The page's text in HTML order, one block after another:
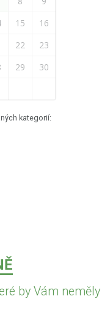
15
16
22
23
29
30
kategorií:
by Vám neměly